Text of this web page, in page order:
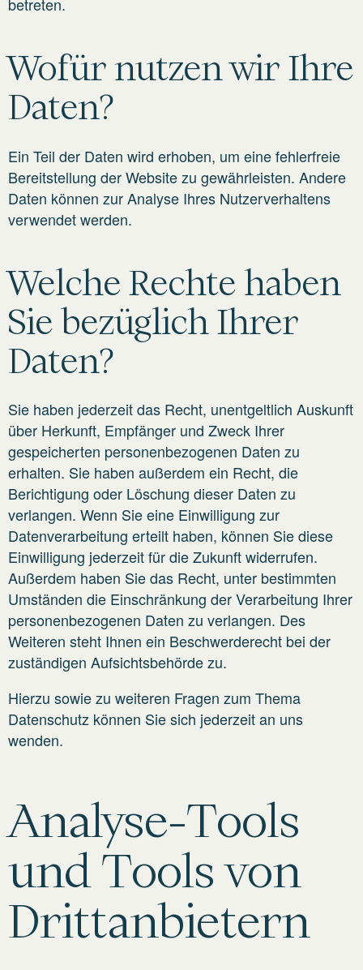
Wofür nutzen wir Ihre
Daten?
Ein Teil der Daten wird erhoben, um eine fehlerfreie
Bereitstellung der Website zu gewährleisten. Andere
Daten können zur Analyse Ihres Nutzerverhaltens
verwendet werden.
Welche Rechte haben
Sie bezüglich Ihrer
Daten?
Sie haben jederzeit das Recht, unentgeltlich Auskunft
über Herkunft, Empfänger und Zweck Ihrer
gespeicherten personenbezogenen Daten zu
erhalten. Sie haben außerdem ein Recht, die
Berichtigung oder Löschung dieser Daten zu
verlangen. Wenn Sie eine Einwilligung zur
Datenverarbeitung erteilt haben, können Sie diese
Einwilligung jederzeit für die Zukunft widerrufen.
Außerdem haben Sie das Recht, unter bestimmten
Umständen die Einschränkung der Verarbeitung Ihrer
personenbezogenen Daten zu verlangen. Des
Weiteren steht Ihnen ein Beschwerderecht bei der
zuständigen Aufsichtsbehörde zu.
Hierzu sowie zu weiteren Fragen zum Thema
Datenschutz können Sie sich jederzeit an uns
wenden.
Analyse-Tools
und Tools von
Dritt­anbietern